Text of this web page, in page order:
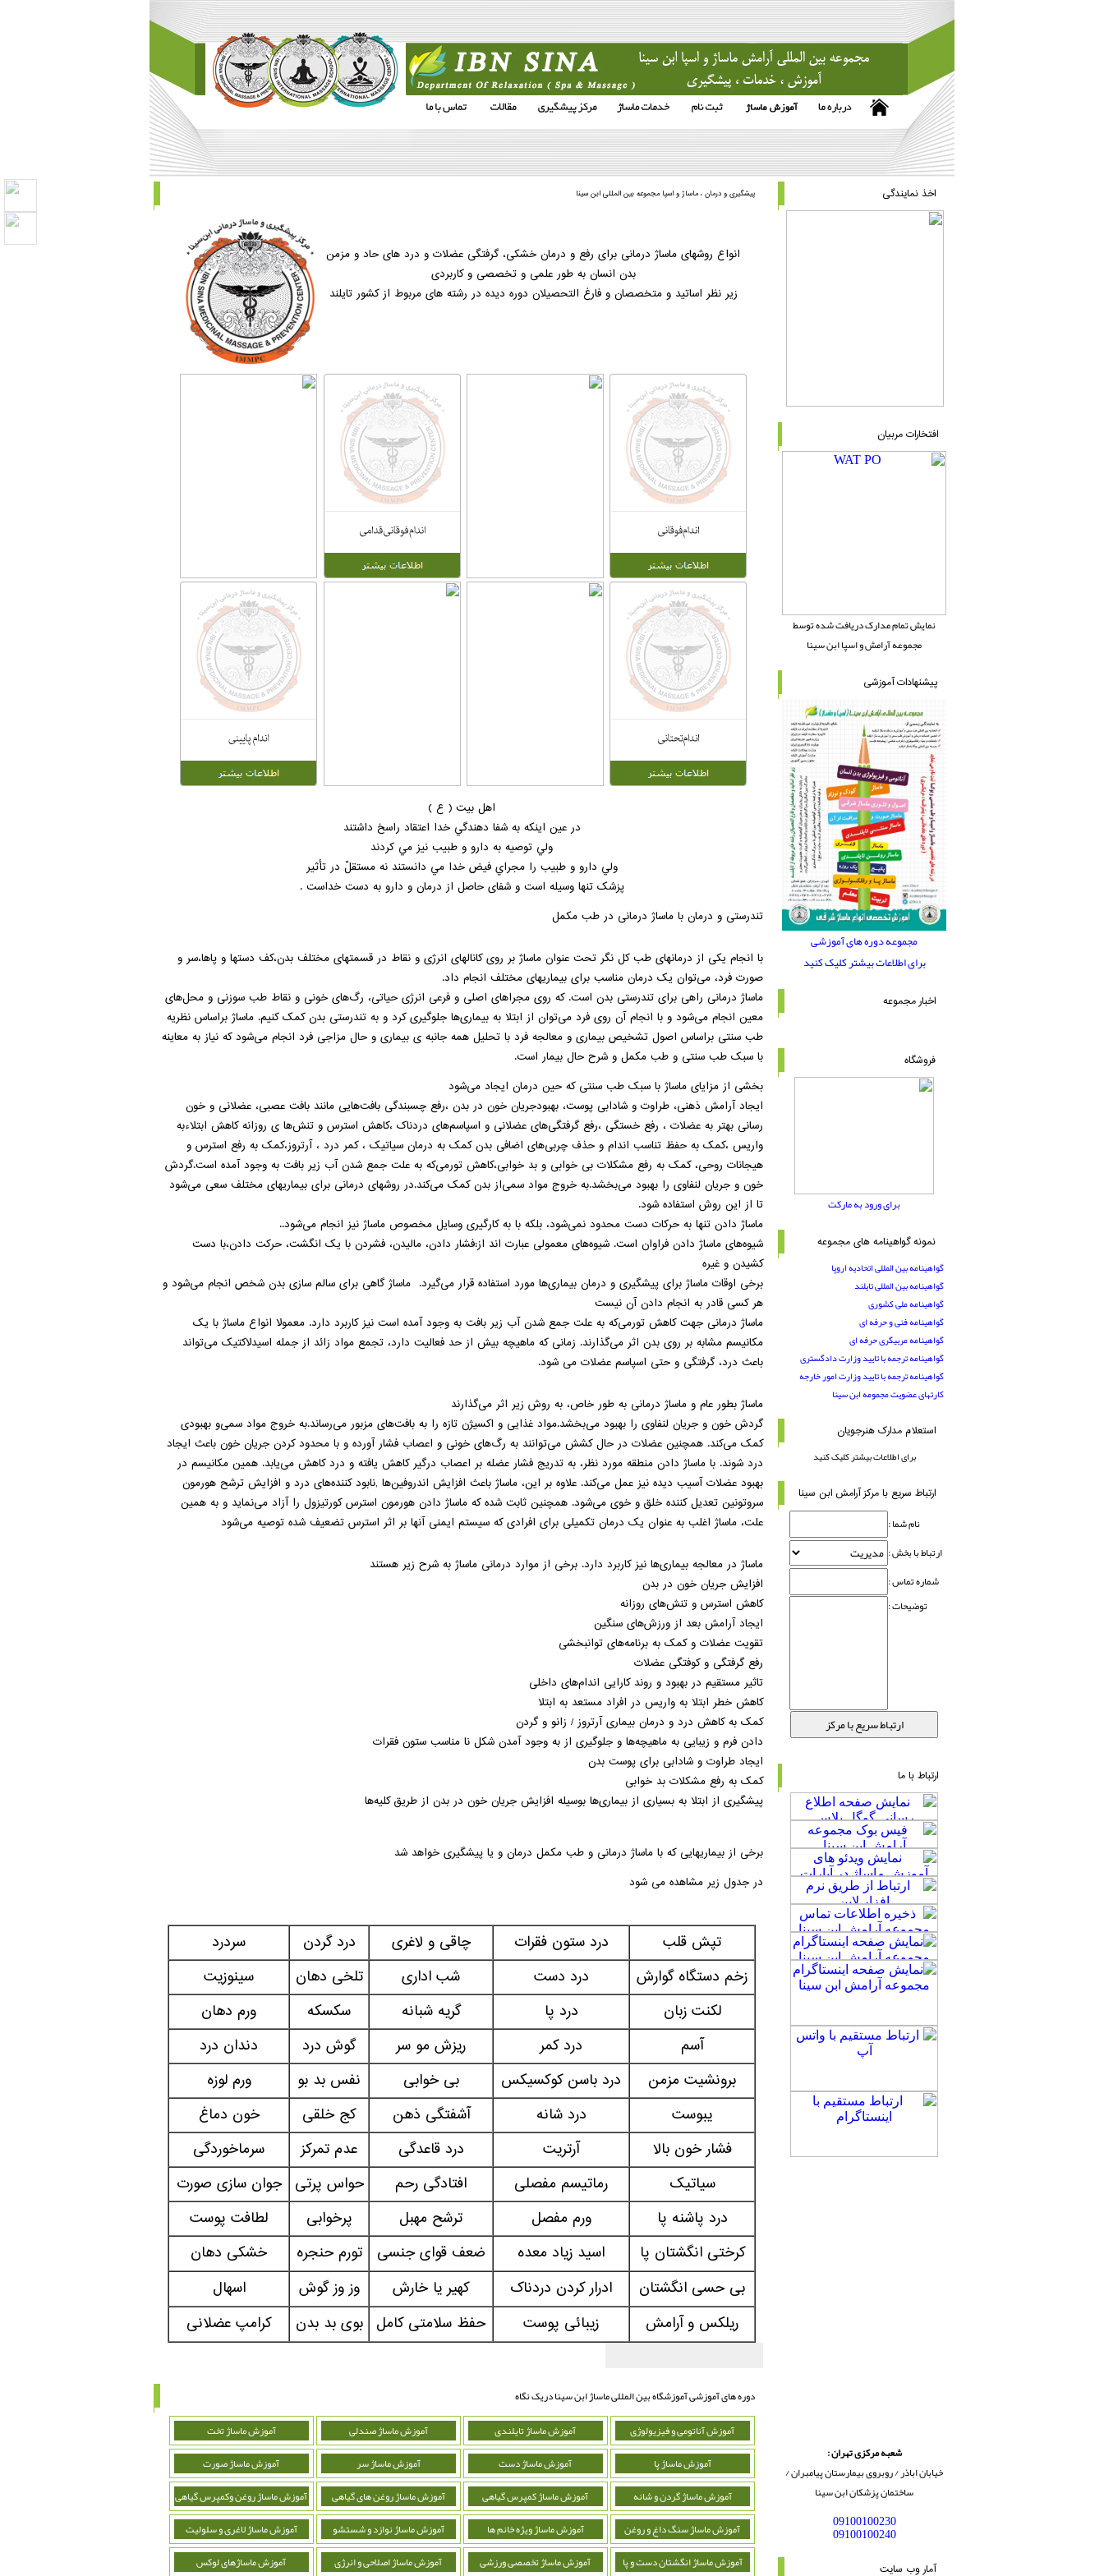
پیشگیری و درمان ، ماساژ و اسپا مجموعه بین المللی ابن سینا
انواع روشهای ماساژ درمانی برای رفع و درمان خشکی، گرفتگی عضلات و درد های حاد و مزمن
بدن انسان به طور علمی و تخصصی و کاربردی
زیر نظر اساتید و متخصصان و فارغ التحصیلان دوره دیده در رشته های مربوط از کشور تایلند
اهل بیت ( ع )
در عين اينكه به شفا دهندگي خدا اعتقاد راسخ داشتند
ولي توصيه به دارو و طبيب نيز مي كردند
ولي دارو و طبيب را مجراي فيض خدا مي دانستند نه مستقلّ در تأثير
پزشک تنها وسیله است و شفای حاصل از درمان و دارو به دست خداست .
تندرستی و درمان با ماساژ درمانی در طب مکمل
با انجام یکی از درمانهای طب کل نگر تحت عنوان ماساژ بررویکانالهای انرژی و نقاط در قسمتهای مختلف بدن،کف دستها و پاها،سرو
صورت فرد، می‌توان یک درمان مناسب برای بیماریهای مختلف انجام داد.
ماساژ درمانی راهی برای تندرستی بدن است.که روی مجراهای اصلی و فرعی انرژی حیاتی، رگ‌های خونی و نقاط طب سوزنی و محل‌های
معین انجام می‌شود و با انجام آن روی فرد می‌توان از ابتلا به بیماری‌ها جلوگیریکرد و به تندرستی بدن کمککنیم. ماساژ براساس نظریه
طب سنتی براساس اصول تشخیص بیماری و معالجه فرد با تحلیل همه جانبه ی بیماری و حال مزاجی فرد انجام می‌شود که نیاز به معاینه
با سبک طب سنتی و طب مکمل و شرح حال بیماراست.
بخشی از مزایای ماساژ با سبک طب سنتی که حین درمان ایجاد می‌شود
ایجاد آرامش ذهنی، طراوت و شادابی پوست، بهبودجریان خون دربدن ،رفع چسبندگی بافت‌هایی مانند بافت عصبی، عضلانی و خون
رسانی بهتر به عضلات ، رفع خستگی ،رفع گرفتگی‌های عضلانی و اسپاسم‌های دردناک ،کاهش استرس و تنش‌ها ی روزانه کاهش ابتلاءبه
واریس ،کمک به حفظ تناسب اندام و حذف چربی‌های اضافی بدن کمک به درمان سیاتیک ، کمر درد ،آرتروز،کمک به رفع استرس و
هیجانات روحی، کمک به رفع مشکلات بی خوابی و بد خوابی،کاهش تورمی‌که به علت جمع شدنآب زیربافت به وجود آمده است.گردش
خون و جریان لنفاوی را بهبود می‌بخشد.به خروج مواد سمی‌ازبدن کمک می‌کند.در روشهای درمانی برای بیماریهای مختلف سعی می‌شود
تا ازاین روش استفاده شود.
ماساژ دادن تنها به حرکات دست محدود نمی‌شود، بلکه با به کارگیری وسایل مخصوص ماساژ نیز انجام می‌شود..
شیوه‌های ماساژ دادن فراوان است. شیوه‌های معمولی عبارت اند از:فشار دادن، مالیدن، فشردن با یک انگشت، حرکت دادن،با دست
کشیدن و غیره
برخی اوقات ماساژ برای پیشگیری و درمان بیماری‌ها مورد استفاده قرار می‌گیرد. ماساژ گاهی برای سالم سازی بدن شخص انجام می‌شود و
هر کسی قادر به انجام دادن آن نیست
ماساژ درمانی جهت کاهش تورمی‌که به علت جمع شدن آب زیر بافت به وجود آمده است نیز کاربرد دارد. معمولا انواع ماساژ با یک
مکانیسم مشابه بر روی بدن اثر می‌گذارند. زمانی که ماهیچه بیش از حد فعالیت دارد، تجمع مواد زائد از جمله اسیدلاکتیک می‌تواند
باعث درد، گرفتگی و حتی اسپاسم عضلات می شود.
ماساژ بطور عام و ماساژ درمانی به طور خاص، به روش زیر اثر می‌گذارند
گردش خون و جریان لنفاوی را بهبود می‌بخشد.مواد غذایی و اکسیژن تازه را به بافت‌های مزبور می‌رساند.به خروج مواد سمی‌و بهبودی
کمک می‌کند. همچنین عضلات در حال کشش می‌توانند به رگ‌های خونی و اعصاب فشار آورده و با محدود کردن جریان خون باعث ایجاد
درد شوند. با ماساژ دادن منطقه مورد نظر، به تدریج فشار عضله بر اعصاب درگیر کاهش یافته و درد کاهش می‌یابد. همین مکانیسم در
بهبود عضلات آسیب دیده نیز عمل می‌کند. علاوه بر این، ماساژ باعث افزایش اندروفین‌ها ,نابود کننده‌های درد و افزایش ترشح هورمون
سروتونین تعدیل کننده خلق و خوی می‌شود. همچنین ثابت شده که ماساژ دادن هورمون استرس کورتیزول را آزاد می‌نماید و به همین
علت، ماساژ اغلب به عنوان یک درمان تکمیلی برای افرادی که سیستم ایمنی آنها بر اثر استرس تضعیف شده توصیه می‌شود
ماساژ در معالجه بیماری‌ها نیز کاربرد دارد. برخی از موارد درمانی ماساژ به شرح زیر هستند
افزایش جریان خون در بدن
کاهش استرس و تنش‌های روزانه
ایجاد آرامش بعد از ورزش‌های سنگین
تقویت عضلات و کمک به برنامه‌های توانبخشی
رفع گرفتگی و کوفتگی عضلات
تاثیر مستقیم در بهبود و روند کارایی اندام‌های داخلی
کاهش خطر ابتلا به واریس در افراد مستعد به ابتلا
کمک به کاهش درد و درمان بیماری آرتروز / زانو و گردن
دادن فرم و زیبایی به ماهیچه‌ها و جلوگیری از به وجود آمدن شکل نا مناسب ستون فقرات
ایجاد طراوت و شادابی برای پوست بدن
کمک به رفع مشکلات بد خوابی
پیشگیری از ابتلا به بسیاری از بیماری‌ها بوسیله افزایش جریان خون در بدن از طریق کلیه‌ها
برخی از بیماریهایی که با ماساژ درمانی و طب مکمل درمان و یا پیشگیری خواهد شد
در جدول زیر مشاهده می شود
تپش قلب درد ستون فقرات چاقی و لاغری درد گردن
سردرد
زخم دستگاه گوارش
درد دست شب اداری تلخی دهان
سینوزیت
لکنت زبان
درد پا گریه شبانه سکسکه
ورم دهان
آسم
درد کمر ریزش مو سر گوش درد
دندان درد
برونشیت مزمن
درد باسن کوکسیکس بی خوابی نفس بد بو
ورم لوزه
یبوست
درد شانه آشفتگی ذهن کج خلقی
خون دماغ
فشار خون بالا
آرتریت درد قاعدگی عدم تمرکز
سرماخوردگی
سیاتیک
رماتیسم مفصلی افتادگی رحم حواس پرتی جوان سازی صورت
درد پاشنه پا
ورم مفصل ترشح مهبل پرخوابی
لطافت پوست
کرختی انگشتان پا
اسید زیاد معده ضعف قوای جنسی تورم حنجره
خشکی دهان
بی حسی انگشتان
ادرار کردن دردناک کهیر یا خارش وز وز گوش
اسهال
ریلکس و آرامش
زیبائی پوست حفظ سلامتی کامل بوی بد بدن کرامپ عضلانی
دوره های آموزشی آموزشگاه بین المللی ماساژ ابن سینا دریک نگاه
آموزش آناتومی و فیزیولوژی
آموزش ماساژ تایلندی آموزش ماساژ صندلی
آموزش ماساژ تخت
آموزش ماساژ پا
آموزش ماساژ دست آموزش ماساژ سر
آموزش ماساژ صورت
آموزش ماساژ گردن و شانه
آموزش ماساژ کمپرس گیاهی آموزش ماساژ روغن های گیاهی
آموزش ماساژ روغن وکمپرس گیاهی
آموزش ماساژ سنگ داغ و روغن
آموزش ماساژ ویژه خانم ها آموزش ماساژ نوازد و شستشو
آموزش ماساژ لاغری و سلولیت
آموزش ماساژ انگشتان دست و پا
آموزش ماساژ تخصصی ورزشی آموزش ماساژ اصلاحی و انرژی آموزش ماساژهای لوکس
اخذ نمایندگی
افتخارات مربیان
نمایش تمام مدارک دریافت شده توسط
مجموعه آرامش و اسپا ابن سینا
پیشنهادات آموزشی
مجموعه دوره های آموزشی
برای اطلاعات بیشتر کلیک کنید
اخبار مجموعه
فروشگاه
برای ورود به مارکت
نمونه گواهینامه های مجموعه
گواهینامه بین المللی اتحادیه اروپا
گواهینامه بین المللی تایلند
گواهینامه ملی کشوری
گواهینامه فنی و حرفه ای
گواهینامه مربیگری حرفه ای
گواهینامه ترجمه با تایید وزارت دادگستری
گواهینامه ترجمه با تایید وزارت امور خارجه
کارتهای عضویت مجمومه ابن سینا
استعلام مدارک هنرجویان
برای اطلاعات بیشتر کلیک کنید
ارتباط سریع با مرکز آرامش ابن سینا
نام شما :
ارتباط با بخش :
شماره تماس :
توضیحات :
ارتباط با ما
شعبه مرکزی تهران :
خیابان اباذر / روبروی بیمارستان پیامبران /
ساختمان پزشکان ابن سینا
09100100230
09100100240
آمار وب سایت